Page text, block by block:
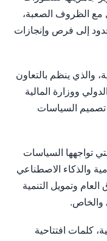
مع الظروف الصعبة،
إلى فرص وإنجازات
والذي ينظم بالتعاون
ووزارة المالية
تصميم السياسات
تواجهها السياسات
والذكاء الاصطناعي
وتمويل التنمية
والخاص.
كلمات افتتاحية